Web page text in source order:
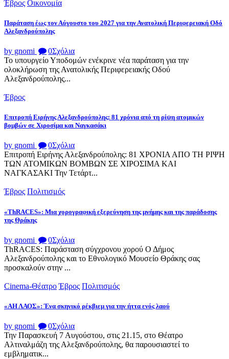
Έβρος Οικονομία
Παράταση έως τον Αύγουστο του 2027 για την Ανατολική Περιφερειακή Οδό
Αλεξανδρούπολης
by gnomi 0Σχόλια
Το υπουργείο Υποδομών ενέκρινε νέα παράταση για την
ολοκλήρωση της Ανατολικής Περιφερειακής Οδού
Αλεξανδρούπολης...
Έβρος
Επιτροπή Ειρήνης Αλεξανδρούπολης: 81 χρόνια από τη ρίψη ατομικών
βομβών σε Χιροσίμα και Ναγκασάκι
by gnomi 0Σχόλια
Επιτροπή Ειρήνης Αλεξανδρούπολης: 81 ΧΡΟΝΙΑ ΑΠΟ ΤΗ ΡΙΨΗ
ΤΩΝ ΑΤΟΜΙΚΩΝ ΒΟΜΒΩΝ ΣΕ ΧΙΡΟΣΙΜΑ ΚΑΙ
ΝΑΓΚΑΣΑΚΙ Την Τετάρτ...
Έβρος Πολιτισμός
«ThRACES»: Μια χορογραφική εξερεύνηση της μνήμης και της παράδοσης
της Θράκης
by gnomi 0Σχόλια
ThRACES: Παράσταση σύγχρονου χορού Ο Δήμος
Αλεξανδρούπολης και το Εθνολογικό Μουσείο Θράκης σας
προσκαλούν στην ...
Cinema-Θέατρο Έβρος Πολιτισμός
«ΑΗ ΛΑΟΣ»: Ένα σκηνικό ρέκβιεμ για την ήττα ενός λαού
by gnomi 0Σχόλια
Την Παρασκευή 7 Αυγούστου, στις 21.15, στο Θέατρο
Αλτιναλμάζη της Αλεξανδρούπολης, θα παρουσιαστεί το
εμβληματικ...